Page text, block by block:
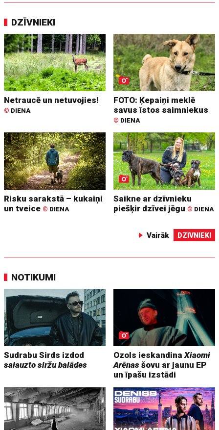
DZĪVNIEKI
Netraucē un netuvojies!
© DIENA
FOTO: Ķepaiņi meklē
savus īstos saimniekus
© DIENA
Risku sarakstā – kukaiņi
un tveice © DIENA
Saikne ar dzīvnieku
piešķir dzīvei jēgu © DIENA
Vairāk DZĪVNIEKI
NOTIKUMI
Sudrabu Sirds izdod
salauzto siržu balādes
Ozols ieskandinaXiaomi
Arēnas šovu ar jaunu EP
un īpašu izstādi